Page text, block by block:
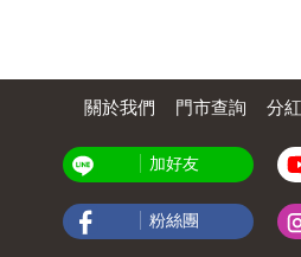
許多機會，將生
的，在我人生遭
理學造就了我，
習，儘管曾經有
毀、毀謗、批評
21世紀的年代，
的知識體系也不
質疑、被挑戰，
關於我們 門市查詢 分
加好友
粉絲團